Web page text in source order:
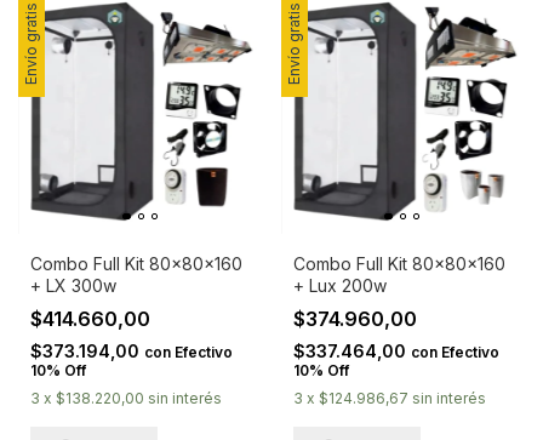
Envío gratis
Combo Full Kit 80x80x160
+ LX 300w
$414.660,00
$373.194,00 con Efectivo
10% Off
3 x $138.220,00 sin interés
Envío gratis
Combo Full Kit 80x80x160
+ Lux 200w
$374.960,00
$337.464,00 con Efectivo
10% Off
3 x $124.986,67 sin interés